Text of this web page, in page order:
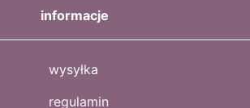
informacje
wysyłka
regulamin